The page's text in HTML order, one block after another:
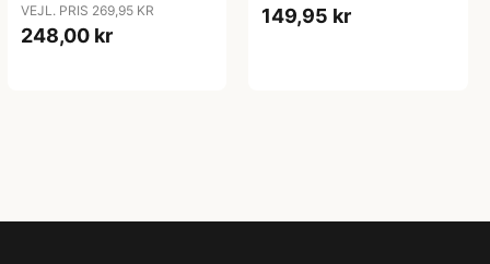
VEJL. PRIS 269,95 KR
248,00 kr
149,95 kr